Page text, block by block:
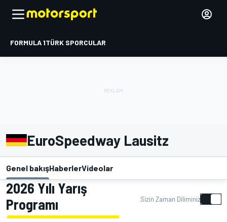
FORMULA 1TÜRK SPORCULAR
EuroSpeedway Lausitz
Genel bakışHaberlerVideolar
2026 Yılı Yarış
Programı
Sizin Zaman Diliminiz